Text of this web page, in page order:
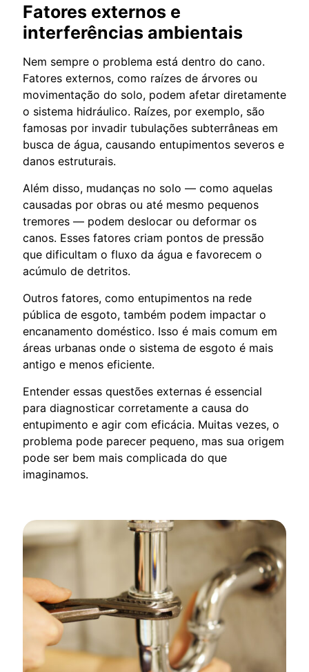
Fatores externos e
interferências ambientais
Nem sempre o problema está dentro do cano.
Fatores externos, como raízes de árvores ou
movimentação do solo, podem afetar diretamente
o sistema hidráulico. Raízes, por exemplo, são
famosas por invadir tubulações subterrâneas em
busca de água, causando entupimentos severos e
danos estruturais.
Além disso, mudanças no solo — como aquelas
causadas por obras ou até mesmo pequenos
tremores — podem deslocar ou deformar os
canos. Esses fatores criam pontos de pressão
que dificultam o fluxo da água e favorecem o
acúmulo de detritos.
Outros fatores, como entupimentos na rede
pública de esgoto, também podem impactar o
encanamento doméstico. Isso é mais comum em
áreas urbanas onde o sistema de esgoto é mais
antigo e menos eficiente.
Entender essas questões externas é essencial
para diagnosticar corretamente a causa do
entupimento e agir com eficácia. Muitas vezes, o
problema pode parecer pequeno, mas sua origem
pode ser bem mais complicada do que
imaginamos.